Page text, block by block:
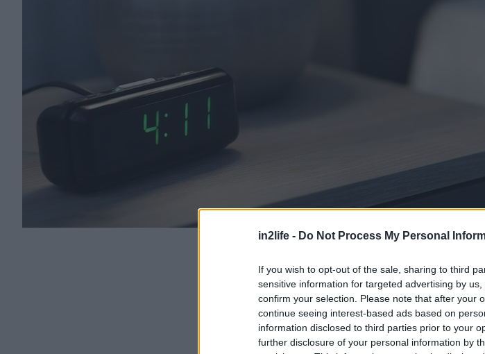
in2life - Do Not Process My Personal
If you wish to opt-out of the sale, sharing to third
sensitive information for targeted advertising by
confirm your selection. Please note that after your
continue seeing interest-based ads based on
information disclosed to third parties prior to your
further disclosure of your personal information by